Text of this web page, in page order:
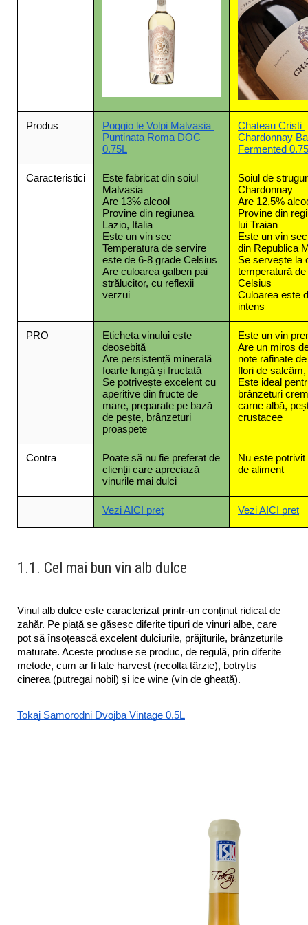
Produs
Poggio le Volpi Malvasia
Puntinata Roma DOC
0.75L
Chateau Cristi
Chardonnay
Fermented
Caracteristici
Este fabricat din soiul
Malvasia
Are 13% alcool
Provine din regiunea
Lazio, Italia
Este un vin sec
Temperatura de servire
este de 6-8 grade Celsius
Are culoarea galben pai
strălucitor, cu reflexii
verzui
Soiul de
Chardonnay
Are 12,5%
Provine din
lui Traian
Este un vin
din Republica
Se servește la
temperatură
Celsius
Culoarea este
intens
PRO
Eticheta vinului este
deosebită
Are persistență minerală
foarte lungă și fructată
Se potrivește excelent cu
aperitive din fructe de
mare, preparate pe bază
de pește, brânzeturi
proaspete
Este un vin
Are un miros
note rafinate
flori de
Este ideal
brânzeturi
carne albă,
crustacee
Contra
Poate să nu fie preferat de
clienții care apreciază
vinurile mai dulci
Nu este
de aliment
Vezi AICI preț Vezi AICI preț
1.1. Cel mai bun vin alb dulce
Vinul alb dulce este caracterizat printr-un conținut ridicat de
zahăr. Pe piață se găsesc diferite tipuri de vinuri albe, care
pot să însoțească excelent dulciurile, prăjiturile, brânzeturile
maturate. Aceste produse se produc, de regulă, prin diferite
metode, cum ar fi late harvest (recolta târzie), botrytis
cinerea (putregai nobil) și ice wine (vin de gheață).
Tokaj Samorodni Dvojba Vintage 0.5L